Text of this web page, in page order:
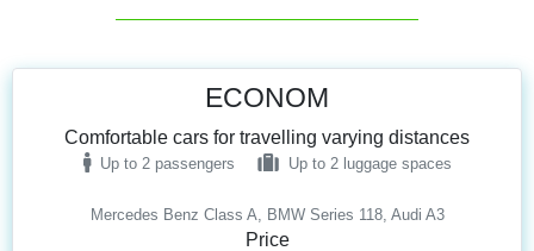
Mercedes Benz Class A, BMW Series 118, Audi A3
ECONOM
Comfortable cars for travelling varying distances
Up to 2 passengers Up to 2 luggage spaces
Price